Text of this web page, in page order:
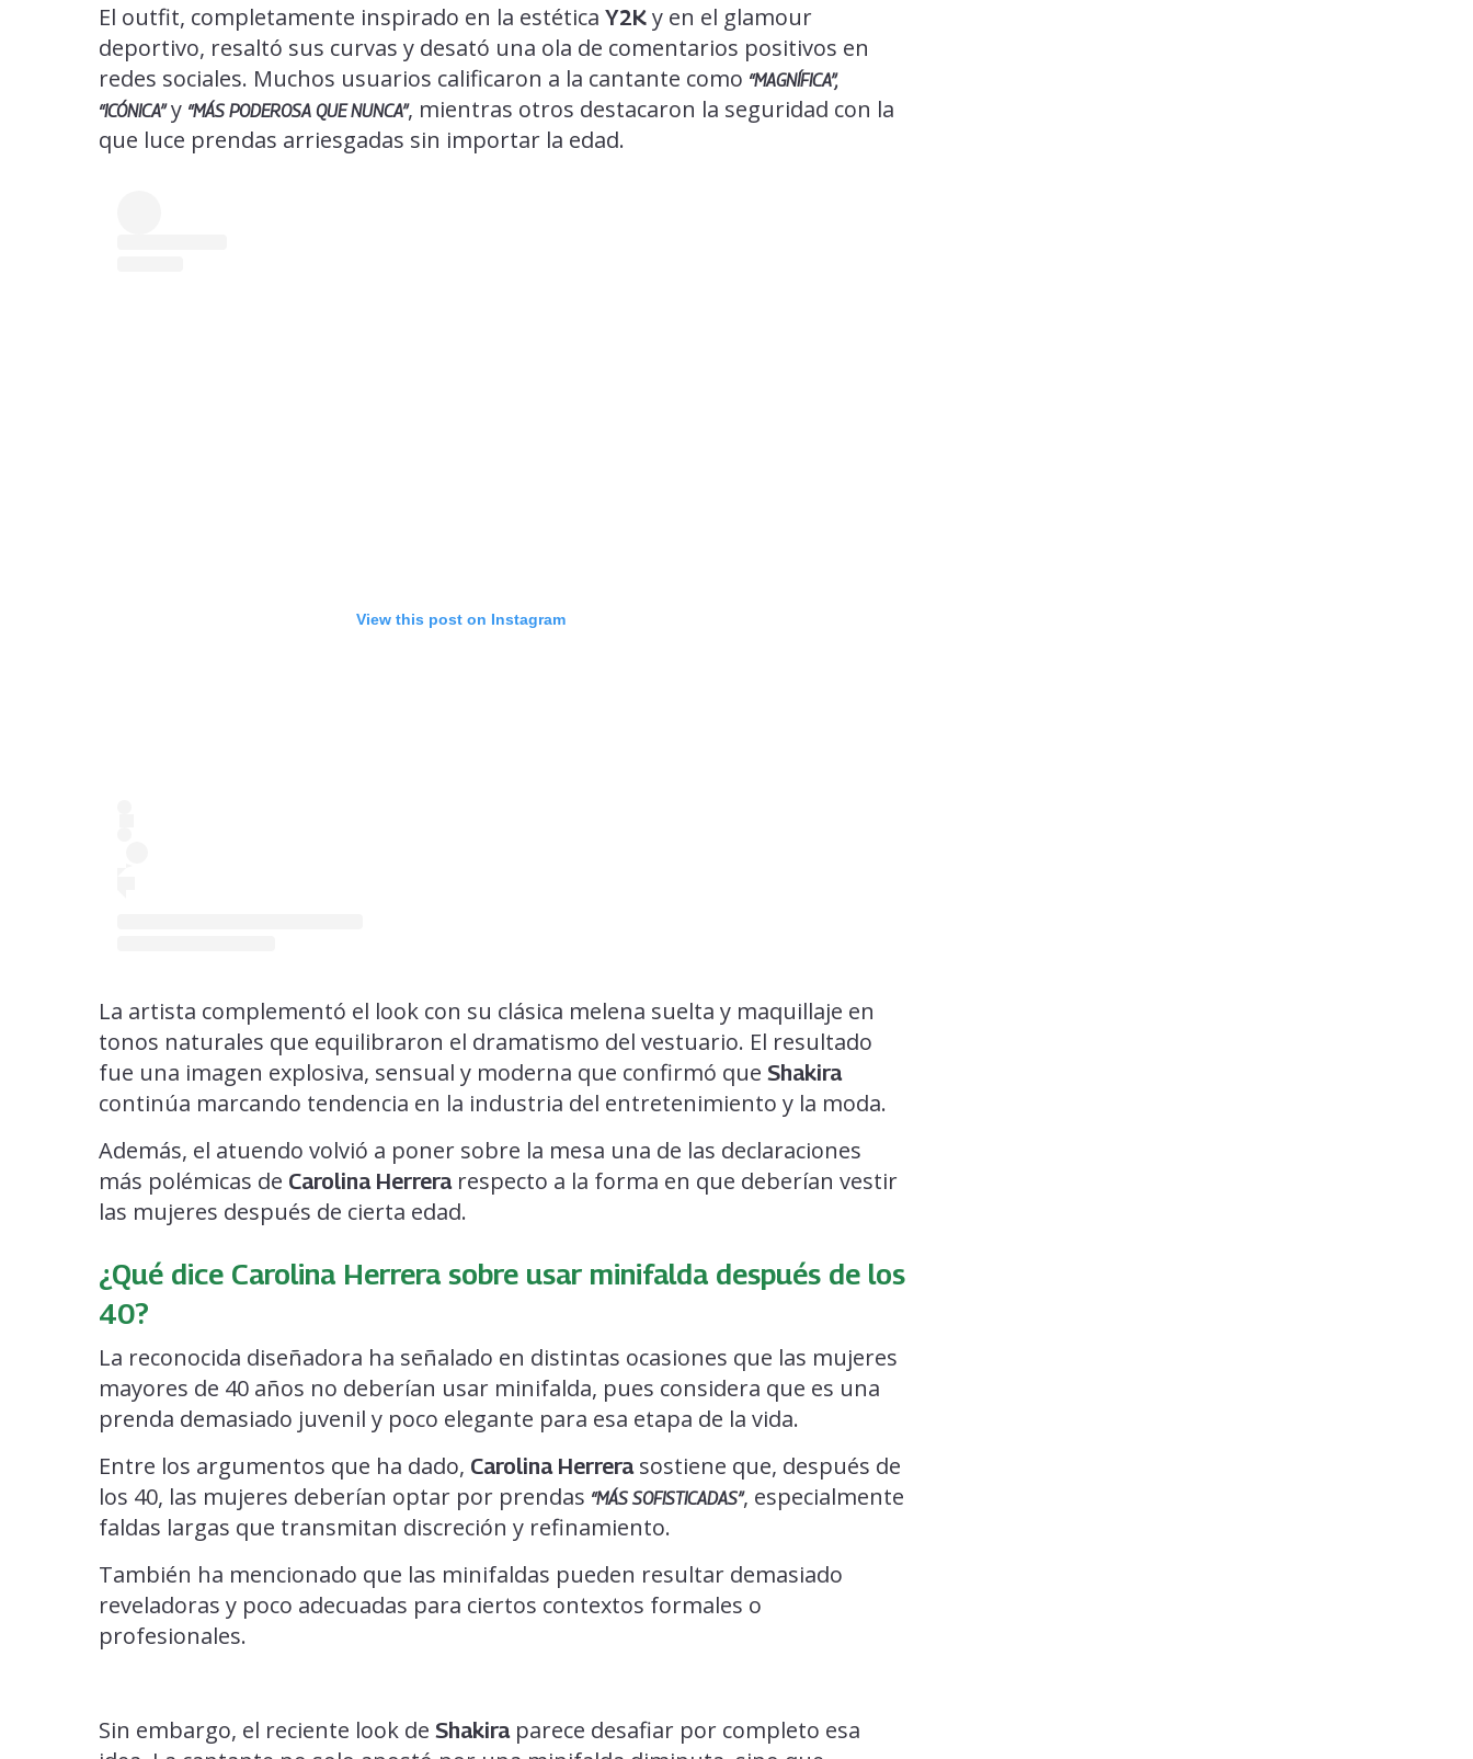
El outfit, completamente inspirado en la estética Y2K y en el glamour
deportivo, resaltó sus curvas y desató una ola de comentarios positivos en
redes sociales. Muchos usuarios calificaron a la cantante como “MAGNÍFICA”,
“ICÓNICA”y “MÁS PODEROSA QUE NUNCA”, mientras otros destacaron la seguridad con la
que luce prendas arriesgadas sin importar la edad.
View this post on Instagram
La artista complementó el look con su clásica melena suelta y maquillaje en
tonos naturales que equilibraron el dramatismo del vestuario. El resultado
fue una imagen explosiva, sensual y moderna que confirmó que Shakira
continúa marcando tendencia en la industria del entretenimiento y la moda.
Además, el atuendo volvió a poner sobre la mesa una de las declaraciones
más polémicas de Carolina Herrerarespecto a la forma en que deberían vestir
las mujeres después de cierta edad.
¿Qué dice Carolina Herrera sobre usar minifalda después de los
40?
La reconocida diseñadora ha señalado en distintas ocasiones que las mujeres
mayores de 40 años no deberían usar minifalda, pues considera que es una
prenda demasiado juvenil y poco elegante para esa etapa de la vida.
Entre los argumentos que ha dado, Carolina Herrerasostiene que, después de
los 40, las mujeres deberían optar por prendas “MÁS SOFISTICADAS”, especialmente
faldas largas que transmitan discreción y refinamiento.
También ha mencionado que las minifaldas pueden resultar demasiado
reveladoras y poco adecuadas para ciertos contextos formales o
profesionales.
Sin embargo, el reciente look de Shakira parece desafiar por completo esa